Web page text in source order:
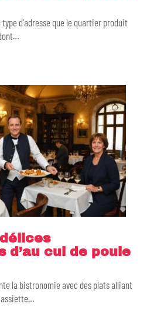
d'adresse que le quartier produit
…
d’au cul de poule
la bistronomie avec des plats alliant
…